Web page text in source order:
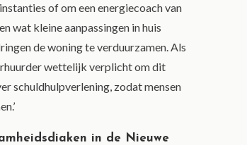
of om een energiecoach van
wat kleine aanpassingen in huis
de woning te verduurzamen. Als
wettelijk verplicht om dit
schuldhulpverlening, zodat mensen
in de Nieuwe